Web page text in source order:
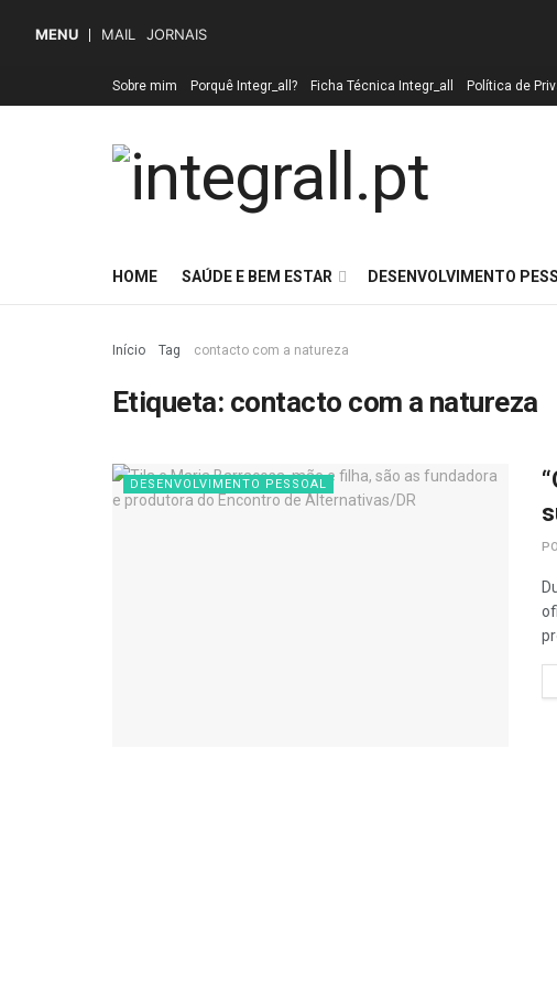
MENU MAIL JORNAIS
Sobre mim Porquê Integr_all? Ficha Técnica Integr_all Política de
HOME SAÚDE E BEM ESTAR DESENVOLVIMENTO
Início Tag contacto com a natureza
Etiqueta: contacto com a natureza
DESENVOLVIMENTO PESSOAL